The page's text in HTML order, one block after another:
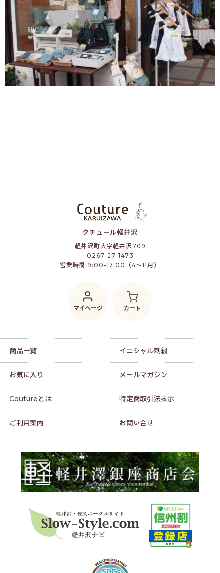
クチュール軽井沢
軽井沢町大字軽井沢709
0267-27-1473
営業時間 9:00-17:00（4～11月）
マイページ カート
商品一覧 イニシャル刺繍
お気に入り メールマガジン
Coutureとは 特定商取引法表示
ご利用案内 お問い合せ